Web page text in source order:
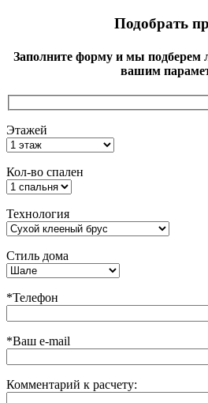
Подобрать
Заполните форму и мы подберем
вашим
Этажей
Кол-во спален
Технология
Стиль дома
*Телефон
*Ваш e-mail
Комментарий к расчету: